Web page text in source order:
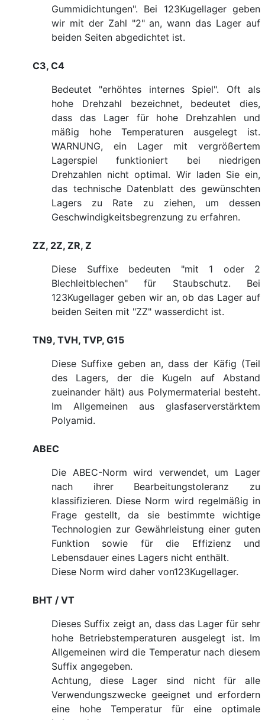
Gummidichtungen". Bei 123Kugellager geben
wir mit der Zahl "2" an, wann das Lager auf
beiden Seiten abgedichtet ist.
C3, C4
Bedeutet "erhöhtes internes Spiel". Oft als
hohe Drehzahl bezeichnet, bedeutet dies,
dass das Lager für hohe Drehzahlen und
mäßig hohe Temperaturen ausgelegt ist.
WARNUNG, ein Lager mit vergrößertem
Lagerspiel funktioniert bei niedrigen
Drehzahlen nicht optimal. Wir laden Sie ein,
das technische Datenblatt des gewünschten
Lagers zu Rate zu ziehen, um dessen
Geschwindigkeitsbegrenzung zu erfahren.
ZZ, 2Z, ZR, Z
Diese Suffixe bedeuten "mit 1 oder 2
Blechleitblechen" für Staubschutz. Bei
123Kugellager geben wir an, ob das Lager auf
beiden Seiten mit "ZZ" wasserdicht ist.
TN9, TVH, TVP, G15
Diese Suffixe geben an, dass der Käfig (Teil
des Lagers, der die Kugeln auf Abstand
zueinander hält) aus Polymermaterial besteht.
Im Allgemeinen aus glasfaserverstärktem
Polyamid.
ABEC
Die ABEC-Norm wird verwendet, um Lager
nach ihrer Bearbeitungstoleranz zu
klassifizieren. Diese Norm wird regelmäßig in
Frage gestellt, da sie bestimmte wichtige
Technologien zur Gewährleistung einer guten
Funktion sowie für die Effizienz und
Lebensdauer eines Lagers nicht enthält.
Diese Norm wird daher von123Kugellager.
BHT / VT
Dieses Suffix zeigt an, dass das Lager für sehr
hohe Betriebstemperaturen ausgelegt ist. Im
Allgemeinen wird die Temperatur nach diesem
Suffix angegeben.
Achtung, diese Lager sind nicht für alle
Verwendungszwecke geeignet und erfordern
eine hohe Temperatur für eine optimale